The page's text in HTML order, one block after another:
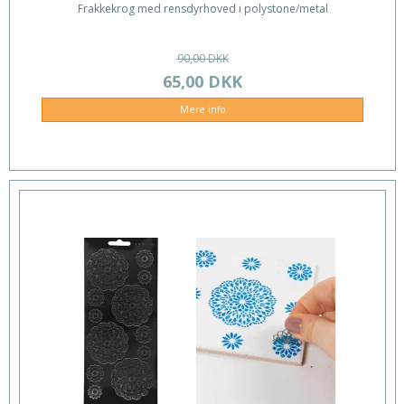
Frakkekrog med rensdyrhoved i polystone/metal
90,00 DKK
65,00 DKK
Mere info